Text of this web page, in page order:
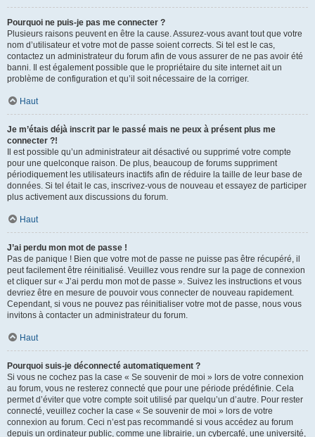
Pourquoi ne puis-je pas me connecter ?
Plusieurs raisons peuvent en être la cause. Assurez-vous avant tout que votre
nom d’utilisateur et votre mot de passe soient corrects. Si tel est le cas,
contactez un administrateur du forum afin de vous assurer de ne pas avoir été
banni. Il est également possible que le propriétaire du site internet ait un
problème de configuration et qu’il soit nécessaire de la corriger.
Haut
Je m’étais déjà inscrit par le passé mais ne peux à présent plus me
connecter ?!
Il est possible qu’un administrateur ait désactivé ou supprimé votre compte
pour une quelconque raison. De plus, beaucoup de forums suppriment
périodiquement les utilisateurs inactifs afin de réduire la taille de leur base de
données. Si tel était le cas, inscrivez-vous de nouveau et essayez de participer
plus activement aux discussions du forum.
Haut
J’ai perdu mon mot de passe !
Pas de panique ! Bien que votre mot de passe ne puisse pas être récupéré, il
peut facilement être réinitialisé. Veuillez vous rendre sur la page de connexion
et cliquer sur « J’ai perdu mon mot de passe ». Suivez les instructions et vous
devriez être en mesure de pouvoir vous connecter de nouveau rapidement.
Cependant, si vous ne pouvez pas réinitialiser votre mot de passe, nous vous
invitons à contacter un administrateur du forum.
Haut
Pourquoi suis-je déconnecté automatiquement ?
Si vous ne cochez pas la case « Se souvenir de moi » lors de votre connexion
au forum, vous ne resterez connecté que pour une période prédéfinie. Cela
permet d’éviter que votre compte soit utilisé par quelqu’un d’autre. Pour rester
connecté, veuillez cocher la case « Se souvenir de moi » lors de votre
connexion au forum. Ceci n’est pas recommandé si vous accédez au forum
depuis un ordinateur public, comme une librairie, un cybercafé, une université,